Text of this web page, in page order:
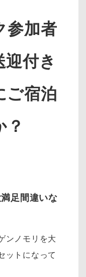
参加者
付き
ご宿泊
？
足間違いな
ンノモリを大
ットになって